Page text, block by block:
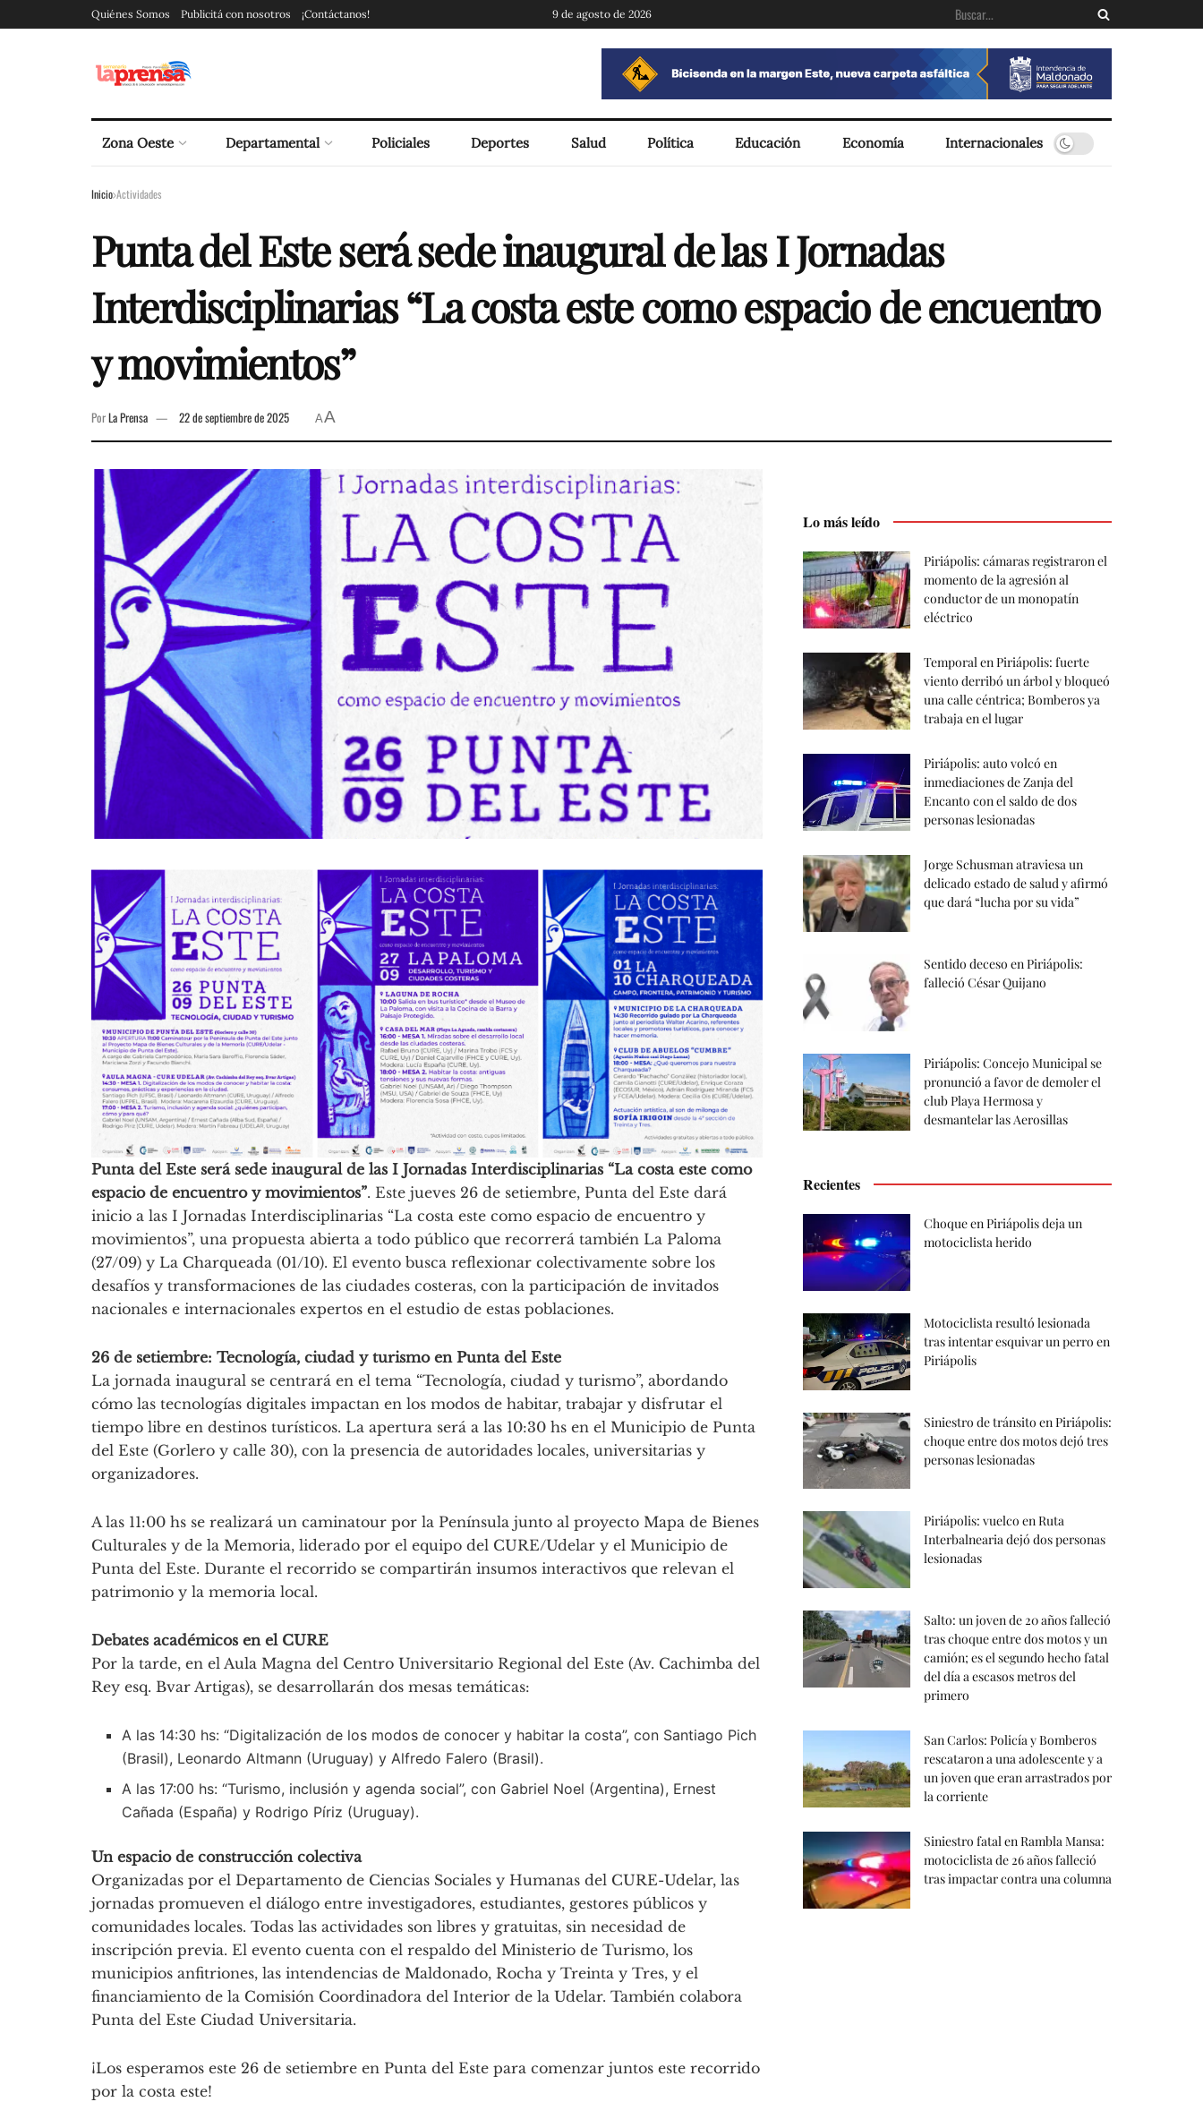
Quiénes Somos Publicitá con nosotros ¡Contáctanos! 9 de agosto de 2026
Zona Oeste Departamental Policiales Deportes Salud Política Educación Economía Internacionales
Inicio Actividades
Punta del Este será sede inaugural de las I Jornadas
Interdisciplinarias “La costa este como espacio de encuentro
y movimientos”
PorLa Prensa 22 de septiembre de 2025 AA
Punta del Este será sede inaugural de las I Jornadas Interdisciplinarias “La costa este como
espacio de encuentro y movimientos”. Este jueves 26 de setiembre, Punta del Este dará
inicio a las I Jornadas Interdisciplinarias “La costa este como espacio de encuentro y
movimientos”, una propuesta abierta a todo público que recorrerá también La Paloma
(27/09) y La Charqueada (01/10). El evento busca reflexionar colectivamente sobre los
desafíos y transformaciones de las ciudades costeras, con la participación de invitados
nacionales e internacionales expertos en el estudio de estas poblaciones.
26 de setiembre: Tecnología, ciudad y turismo en Punta del Este
La jornada inaugural se centrará en el tema “Tecnología, ciudad y turismo”, abordando
cómo las tecnologías digitales impactan en los modos de habitar, trabajar y disfrutar el
tiempo libre en destinos turísticos. La apertura será a las 10:30 hs en el Municipio de Punta
del Este (Gorlero y calle 30), con la presencia de autoridades locales, universitarias y
organizadores.
A las 11:00 hs se realizará un caminatour por la Península junto al proyecto Mapa de Bienes
Culturales y de la Memoria, liderado por el equipo del CURE/Udelar y el Municipio de
Punta del Este. Durante el recorrido se compartirán insumos interactivos que relevan el
patrimonio y la memoria local.
Debates académicos en el CURE
Por la tarde, en el Aula Magna del Centro Universitario Regional del Este (Av. Cachimba del
Rey esq. Bvar Artigas), se desarrollarán dos mesas temáticas:
A las 14:30 hs: “Digitalización de los modos de conocer y habitar la costa”, con Santiago Pich
(Brasil), Leonardo Altmann (Uruguay) y Alfredo Falero (Brasil).
A las 17:00 hs: “Turismo, inclusión y agenda social”, con Gabriel Noel (Argentina), Ernest
Cañada (España) y Rodrigo Píriz (Uruguay).
Un espacio de construcción colectiva
Organizadas por el Departamento de Ciencias Sociales y Humanas del CURE-Udelar, las
jornadas promueven el diálogo entre investigadores, estudiantes, gestores públicos y
comunidades locales. Todas las actividades son libres y gratuitas, sin necesidad de
inscripción previa. El evento cuenta con el respaldo del Ministerio de Turismo, los
municipios anfitriones, las intendencias de Maldonado, Rocha y Treinta y Tres, y el
financiamiento de la Comisión Coordinadora del Interior de la Udelar. También colabora
Punta del Este Ciudad Universitaria.
¡Los esperamos este 26 de setiembre en Punta del Este para comenzar juntos este recorrido
por la costa este!
Lo más leído
Piriápolis: cámaras registraron el
momento de la agresión al
conductor de un monopatín
eléctrico
Temporal en Piriápolis: fuerte
viento derribó un árbol y bloqueó
una calle céntrica; Bomberos ya
trabaja en el lugar
Piriápolis: auto volcó en
inmediaciones de Zanja del
Encanto con el saldo de dos
personas lesionadas
Jorge Schusman atraviesa un
delicado estado de salud y afirmó
que dará “lucha por su vida”
Sentido deceso en Piriápolis:
falleció César Quijano
Piriápolis: Concejo Municipal se
pronunció a favor de demoler el
club Playa Hermosa y
desmantelar las Aerosillas
Recientes
Choque en Piriápolis deja un
motociclista herido
Motociclista resultó lesionada
tras intentar esquivar un perro en
Piriápolis
Siniestro de tránsito en Piriápolis:
choque entre dos motos dejó tres
personas lesionadas
Piriápolis: vuelco en Ruta
Interbalnearia dejó dos personas
lesionadas
Salto: un joven de 20 años falleció
tras choque entre dos motos y un
camión; es el segundo hecho fatal
del día a escasos metros del
primero
San Carlos: Policía y Bomberos
rescataron a una adolescente y a
un joven que eran arrastrados por
la corriente
Siniestro fatal en Rambla Mansa:
motociclista de 26 años falleció
tras impactar contra una columna